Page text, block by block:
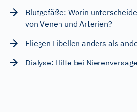
Blutgefäße: Worin
von Venen und Arterien?
Fliegen Libellen anders als
Dialyse: Hilfe bei